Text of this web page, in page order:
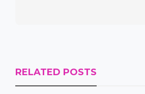
RELATED POSTS